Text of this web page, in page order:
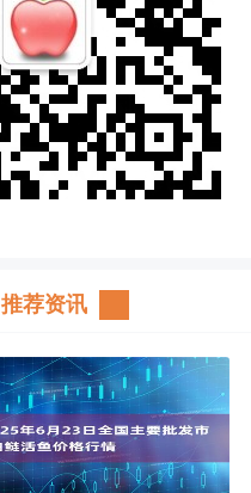
推荐资讯